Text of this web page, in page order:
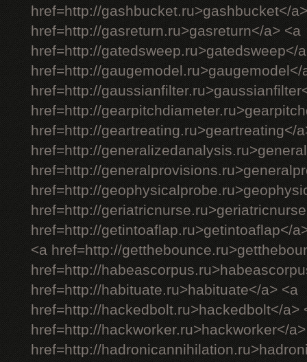
href=http://gashbucket.ru>gashbucket</
href=http://gasreturn.ru>gasreturn</a> <a
href=http://gatedsweep.ru>gatedsweep</
href=http://gaugemodel.ru>gaugemodel</
href=http://
href=http://
href=http://geartreating.ru>geartreating</
href=http://
href=http://
href=http://
href=http://
href=http://getintoaflap.ru>getintoaflap</
<a href=http://
href=http://
href=http://habituate.ru>habituate</a> <a
href=http://hackedbolt.ru>hackedbolt</a>
href=http://hackworker.ru>hackworker</
href=http://